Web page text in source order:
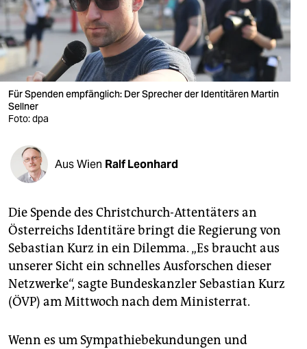
nord
wahrheit
verlag
verlag
shop
fragen & hilfe
unterstützen
abo
genossenschaft
epaper login
Für Spenden empfänglich: Der Sprecher der Identitären Martin
Sellner
Foto: dpa
Aus Wien Ralf Leonhard
Die Spende des Christchurch-Attentäters an
Österreichs Identitäre bringt die Regierung von
Sebastian Kurz in ein Dilemma. „Es braucht aus
unserer Sicht ein schnelles Ausforschen dieser
Netzwerke“, sagte Bundeskanzler Sebastian Kurz
(ÖVP) am Mittwoch nach dem Ministerrat.
Wenn es um Sympathiebekundungen und